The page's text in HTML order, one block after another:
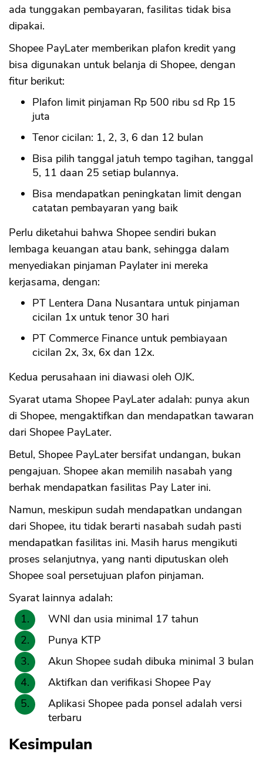
ada tunggakan pembayaran, fasilitas tidak bisa
dipakai.
Shopee PayLater memberikan plafon kredit yang
bisa digunakan untuk belanja di Shopee, dengan
fitur berikut:
Plafon limit pinjaman Rp 500 ribu sd Rp 15
juta
Tenor cicilan: 1, 2, 3, 6 dan 12 bulan
Bisa pilih tanggal jatuh tempo tagihan, tanggal
5, 11 daan 25 setiap bulannya.
Bisa mendapatkan peningkatan limit dengan
catatan pembayaran yang baik
Perlu diketahui bahwa Shopee sendiri bukan
lembaga keuangan atau bank, sehingga dalam
menyediakan pinjaman Paylater ini mereka
kerjasama, dengan:
PT Lentera Dana Nusantara untuk pinjaman
cicilan 1x untuk tenor 30 hari
PT Commerce Finance untuk pembiayaan
cicilan 2x, 3x, 6x dan 12x.
Kedua perusahaan ini diawasi oleh OJK.
Syarat utama Shopee PayLater adalah: punya akun
di Shopee, mengaktifkan dan mendapatkan tawaran
dari Shopee PayLater.
Betul, Shopee PayLater bersifat undangan, bukan
pengajuan. Shopee akan memilih nasabah yang
berhak mendapatkan fasilitas Pay Later ini.
Namun, meskipun sudah mendapatkan undangan
dari Shopee, itu tidak berarti nasabah sudah pasti
mendapatkan fasilitas ini. Masih harus mengikuti
proses selanjutnya, yang nanti diputuskan oleh
Shopee soal persetujuan plafon pinjaman.
Syarat lainnya adalah:
WNI dan usia minimal 17 tahun
Punya KTP
Akun Shopee sudah dibuka minimal 3 bulan
Aktifkan dan verifikasi Shopee Pay
Aplikasi Shopee pada ponsel adalah versi
terbaru
Kesimpulan